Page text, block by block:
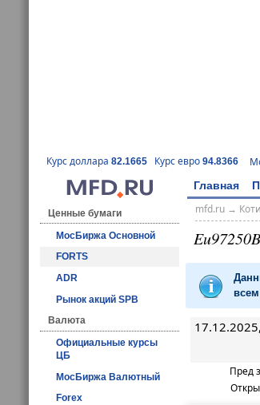
Курс доллара 82.1665 Курс евро 94.8366
Главная
Ценные бумаги
МосБиржа Основной
FORTS
ADR
Рынок акций SPB
Валюта
Официальные курсы
ЦБ
МосБиржа Валютный
Forex
mfd.ru→
Пред